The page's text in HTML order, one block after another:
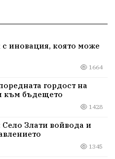
иновация, която може
1664
гордост на
към бъдещето
1428
Злати войвода и
1345